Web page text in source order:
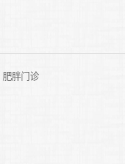
肥胖门诊